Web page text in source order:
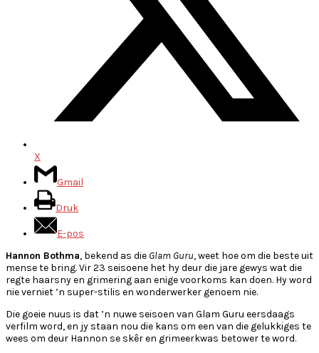
X
Gmail
Druk
E-pos
Hannon Bothma, bekend as die Glam Guru, weet hoe om die beste uit
mense te bring. Vir 23 seisoene het hy deur die jare gewys wat die
regte haarsny en grimering aan enige voorkoms kan doen. Hy word
nie verniet ’n super-stilis en wonderwerker genoem nie.
Die goeie nuus is dat ’n nuwe seisoen van Glam Guru eersdaags
verfilm word, en jy staan nou die kans om een van die gelukkiges te
wees om deur Hannon se skêr en grimeerkwas betower te word.